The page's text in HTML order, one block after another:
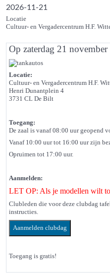
2026-11-21
Locatie
Cultuur- en Vergadercentrum H.F.
Op zaterdag 21
Locatie:
Cultuur- en Vergadercentrum H.F.
Henri Dunantplein 4
3731 CL De Bilt
Toegang:
De zaal is vanaf 08:00 uur geopend
Vanaf 10:00 uur tot 16:00 uur zijn
Opruimen tot 17:00 uur.
Aanmelden:
LET OP: Als je modellen wilt
Clubleden die voor deze clubdag
instructies.
Toegang is gratis!